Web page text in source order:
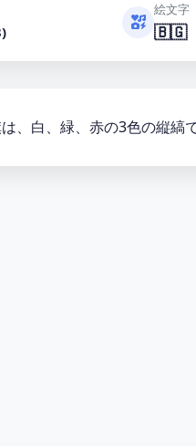
絵文字
🇧🇬
、白、緑、赤の3色の縦縞